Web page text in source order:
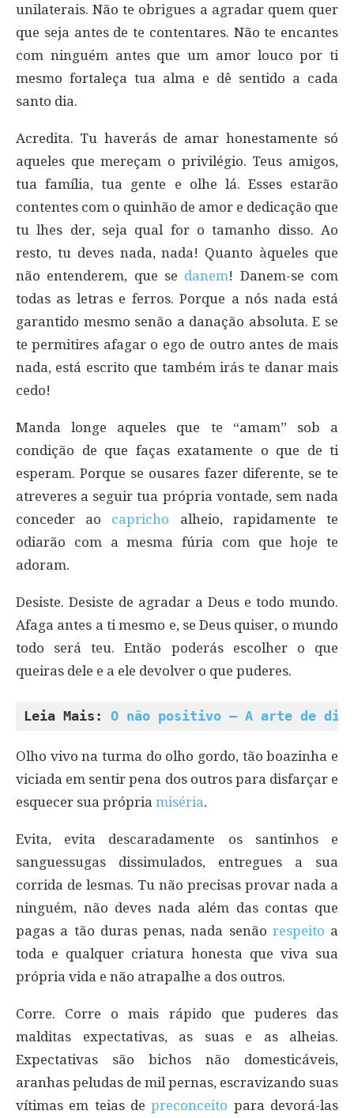
unilaterais. Não te obrigues a agradar quem quer
que seja antes de te contentares. Não te encantes
com ninguém antes que um amor louco por ti
mesmo fortaleça tua alma e dê sentido a cada
santo dia.
Acredita. Tu haverás de amar honestamente só
aqueles que mereçam o privilégio. Teus amigos,
tua família, tua gente e olhe lá. Esses estarão
contentes com o quinhão de amor e dedicação que
tu lhes der, seja qual for o tamanho disso. Ao
resto, tu deves nada, nada! Quanto àqueles que
não entenderem, que se danem! Danem-se com
todas as letras e ferros. Porque a nós nada está
garantido mesmo senão a danação absoluta. E se
te permitires afagar o ego de outro antes de mais
nada, está escrito que também irás te danar mais
cedo!
Manda longe aqueles que te “amam” sob a
condição de que faças exatamente o que de ti
esperam. Porque se ousares fazer diferente, se te
atreveres a seguir tua própria vontade, sem nada
conceder ao capricho alheio, rapidamente te
odiarão com a mesma fúria com que hoje te
adoram.
Desiste. Desiste de agradar a Deus e todo mundo.
Afaga antes a ti mesmo e, se Deus quiser, o mundo
todo será teu. Então poderás escolher o que
queiras dele e a ele devolver o que puderes.
Leia Mais: O não positivo – A arte de
Olho vivo na turma do olho gordo, tão boazinha e
viciada em sentir pena dos outros para disfarçar e
esquecer sua própria miséria.
Evita, evita descaradamente os santinhos e
sanguessugas dissimulados, entregues a sua
corrida de lesmas. Tu não precisas provar nada a
ninguém, não deves nada além das contas que
pagas a tão duras penas, nada senão respeito a
toda e qualquer criatura honesta que viva sua
própria vida e não atrapalhe a dos outros.
Corre. Corre o mais rápido que puderes das
malditas expectativas, as suas e as alheias.
Expectativas são bichos não domesticáveis,
aranhas peludas de mil pernas, escravizando suas
vítimas em teias depreconceito para devorá-las